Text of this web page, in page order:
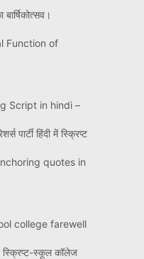
Function of
Script in hindi –
पार्टी हिंदी में स्क्रिप्ट
quotes in
college farewell
स्कूल कॉलेज